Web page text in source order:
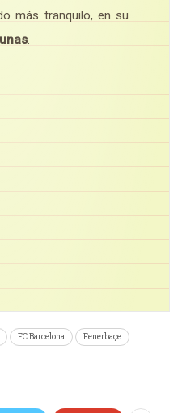
más tranquilo, en su
.
FC Barcelona
Fenerbaçe